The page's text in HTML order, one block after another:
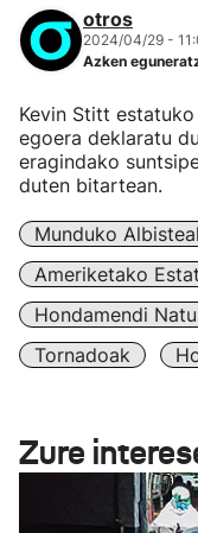
otros
2024/04/29 -
Azken
Kevin Stitt
egoera deklaratu
eragindako
duten bitartean.
Munduko
Ameriketako
Hondamendi
Tornadoak
Zure